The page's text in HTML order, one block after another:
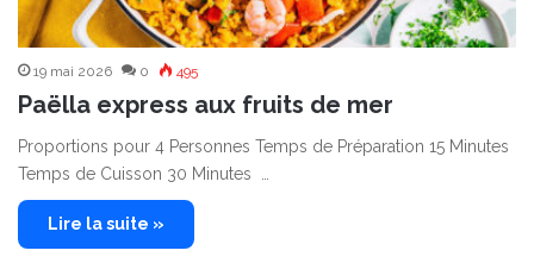
19 mai 2026 0 495
Paëlla express aux fruits de mer
Proportions pour 4 Personnes Temps de Préparation 15 Minutes
Temps de Cuisson 30 Minutes …
Lire la suite »